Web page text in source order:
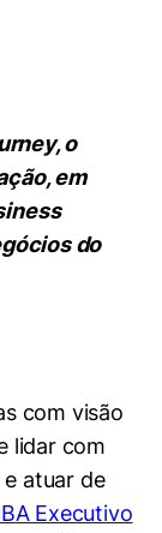
o
em
do
com visão
lidar com
atuar de
Executivo